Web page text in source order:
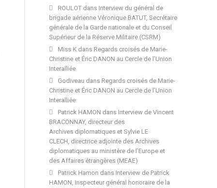
ROULOT dans Interview du général de
brigade aérienne Véronique BATUT, Secrétaire
générale de la Garde nationale et du Conseil
Supérieur de la Réserve Militaire (CSRM)
Miss K dans Regards croisés de Marie-
Christine et Éric DANON au Cercle de l’Union
Interalliée
Godiveau dans Regards croisés de Marie-
Christine et Éric DANON au Cercle de l’Union
Interalliée
Patrick HAMON dans Interview de Vincent
BRACONNAY, directeur des
Archives diplomatiques et Sylvie LE
CLECH, directrice adjointe des Archives
diplomatiques au ministère de l’Europe et
des Affaires étrangères (MEAE)
Patrick Hamon dans Interview de Patrick
HAMON, Inspecteur général honoraire de la